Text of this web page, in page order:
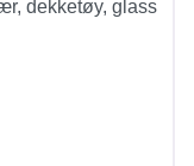
dekketøy, glass